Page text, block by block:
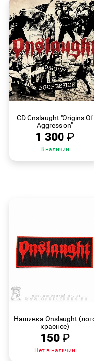
CD Onslaught "Origins Of
Aggression"
1 300 ₽
В наличии
Нашивка Onslaught
красное)
150 ₽
Нет в наличии